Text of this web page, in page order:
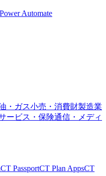
Power Automate
・ガス小売・消費財製造業
ービス・保険通信・メディ
CT PassportCT Plan AppsCT